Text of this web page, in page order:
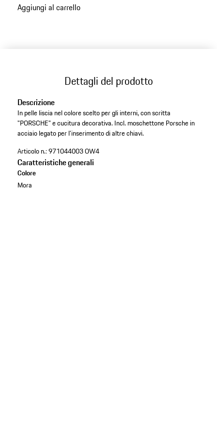
alle
Aggiungi al carrello
Dettagli del prodotto
Descrizione
In pelle liscia nel colore scelto per gli interni, con scritta
"PORSCHE" e cucitura decorativa. Incl. moschettone Porsche in
acciaio legato per l'inserimento di altre chiavi.
Articolo n.:971044003 OW4
Caratteristiche generali
Colore
Mora